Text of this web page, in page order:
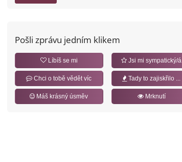
Pošli zprávu jedním klikem
Líbíš se mi Jsi mi sympatický/á
Chci o tobě vědět víc Tady to zajiskřilo ...
Máš krásný úsměv Mrknutí